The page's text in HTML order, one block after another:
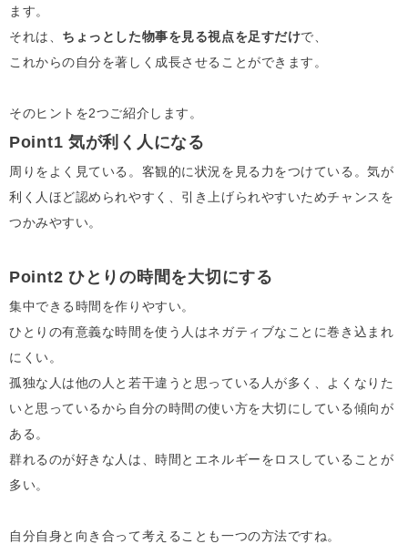
ます。
それは、 ちょっとした物事を見る視点を足すだけで、
これからの自分を著しく成長させることができます。
そのヒントを2つご紹介します。
Point1気が利く人になる
周りをよく見ている。客観的に状況を見る力をつけている。気が
利く人ほど認められやすく、引き上げられやすいためチャンスを
つかみやすい。
Point2ひとりの時間を大切にする
集中できる時間を作りやすい。
ひとりの有意義な時間を使う人はネガティブなことに巻き込まれ
にくい。
孤独な人は他の人と若干違うと思っている人が多く、よくなりた
いと思っているから自分の時間の使い方を大切にしている傾向が
ある。
群れるのが好きな人は、時間とエネルギーをロスしていることが
多い。
自分自身と向き合って考えることも一つの方法ですね。